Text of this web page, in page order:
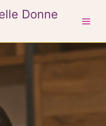
Donne